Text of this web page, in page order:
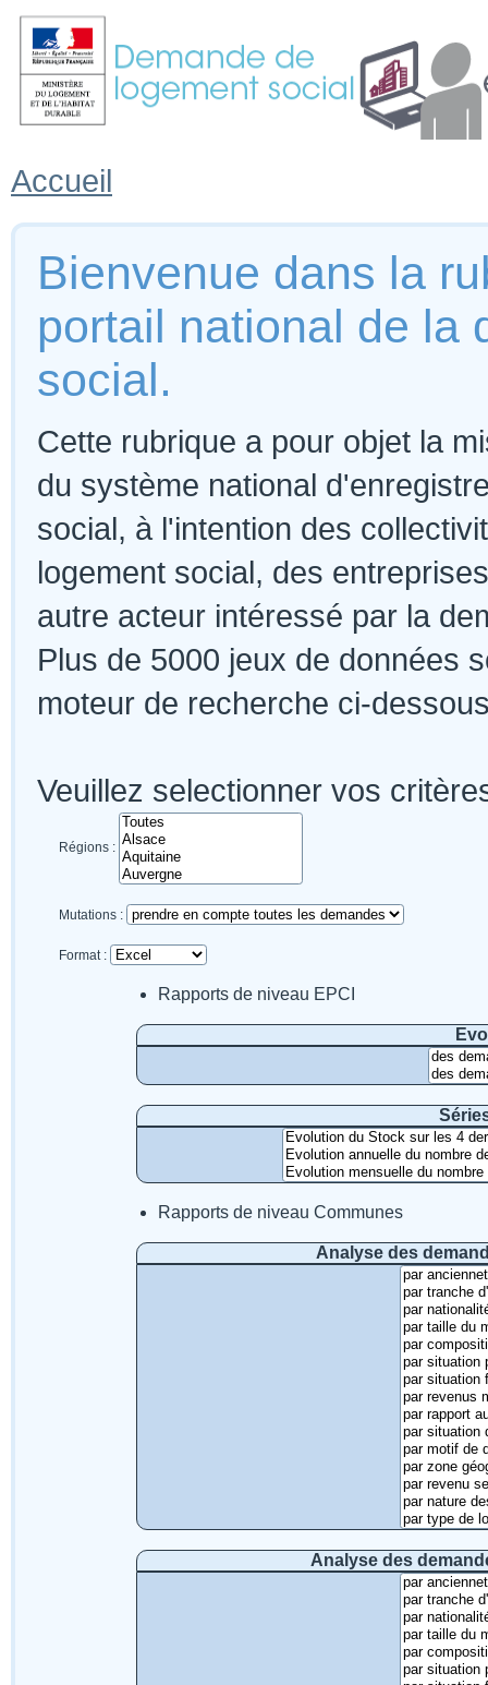
Accueil
Bienvenue dans la
portail national de la
social.
Cette rubrique a pour objet la
du système national
social, à l'intention des
logement social, des
autre acteur intéressé par la
Plus de 5000 jeux de données
moteur de recherche ci-
Veuillez selectionner vos
Régions :
Mutations :
Format :
Rapports de niveau EPCI
Rapports de niveau Communes
Analyse des
Analyse des